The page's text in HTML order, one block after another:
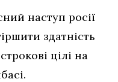
наступ росії
здатність
цілі на